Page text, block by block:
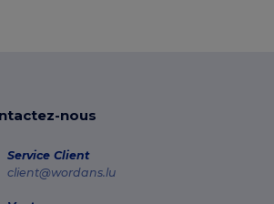
nous
Service Client
client@wordans.lu